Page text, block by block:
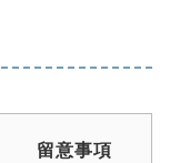
留意事項